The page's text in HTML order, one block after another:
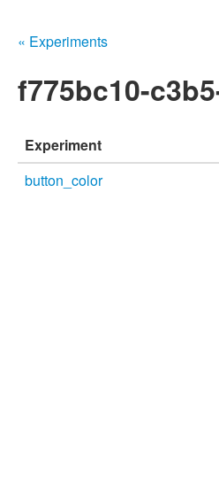
« Experiments
f775bc10-
Experiment
button_color